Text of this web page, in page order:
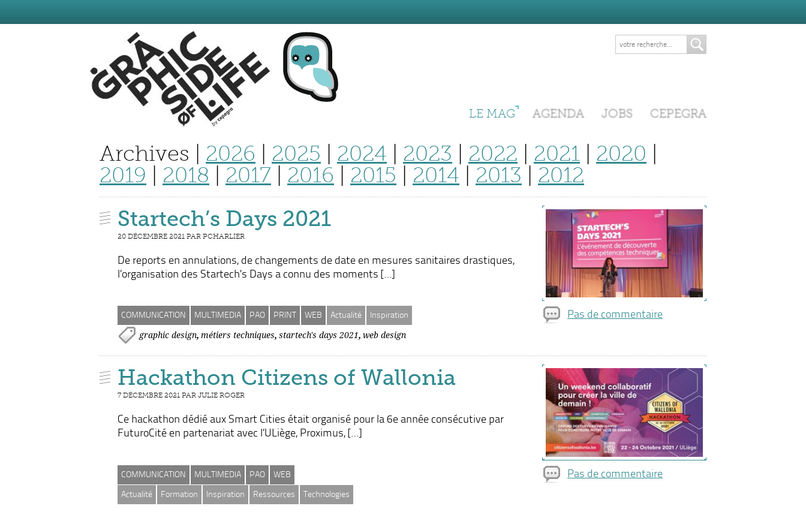
LE MAG AGENDA JOBS CEPEGRA
Archives | 2026 2025 2024 2023 2022 2021 2020
2019
2018 2017 2016 2015 2014 2013
2012
Startech’s Days 2021
20 DÉCEMBRE 2021 PAR PCHARLIER
De reports en annulations, de changements de date en mesures sanitaires drastiques,
l’organisation des Startech’s Days a connu des moments […]
Pas de commentaire
COMMUNICATION MULTIMEDIA PAO PRINT WEB Actualité Inspiration
graphic design, métiers techniques, startech's days 2021, web design
Hackathon Citizens of Wallonia
7 DÉCEMBRE 2021 PAR JULIE ROGER
Ce hackathon dédié aux Smart Cities était organisé pour la 6e année consécutive par
FuturoCité en partenariat avec l’ULiège, Proximus, […]
Pas de commentaire
COMMUNICATION MULTIMEDIA PAO WEB
Actualité Formation Inspiration Ressources Technologies